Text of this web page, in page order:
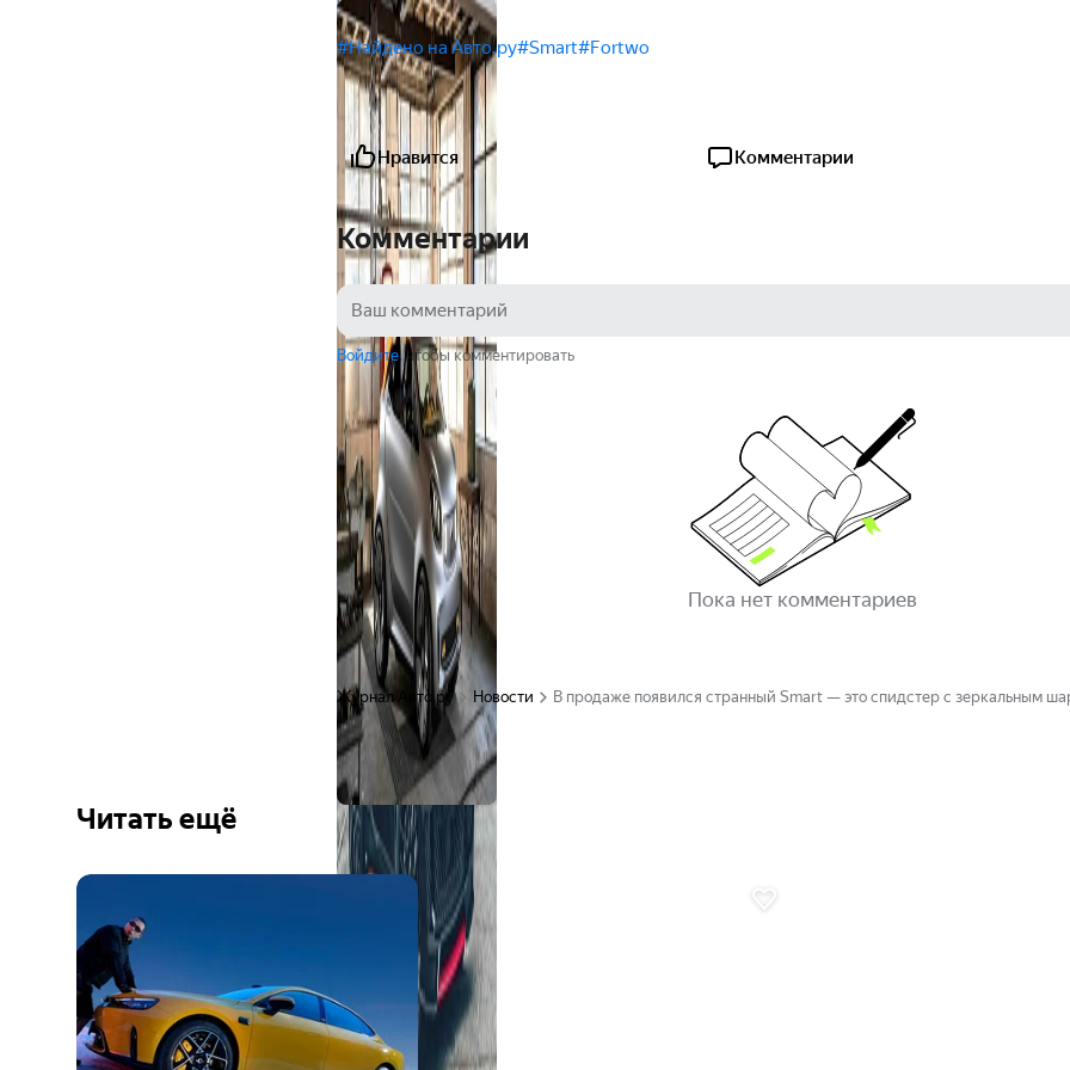
#Найдено на Авто.ру#Smart#Fortwo
Нравится Комментарии
Комментарии
Войдите, чтобы комментировать
Пока нет комментариев
Журнал Авто.ру Новости В продаже появился странный Smart — это спидстер с зеркальным
Читать ещё
Ещё 6
фото